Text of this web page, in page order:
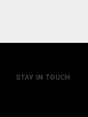
STAY IN TOUCH